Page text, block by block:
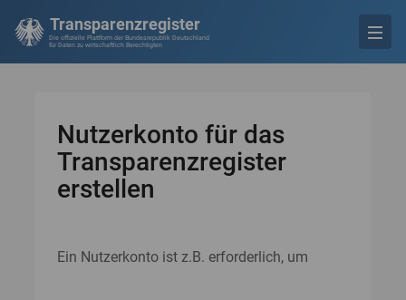
Transparenzregister
Die offizielle Plattform der Bundesrepublik Deutschland
für Daten zu wirtschaftlich Berechtigten
Nutzerkonto für das
Transparenzregister
erstellen
Ein Nutzerkonto ist z.B. erforderlich, um